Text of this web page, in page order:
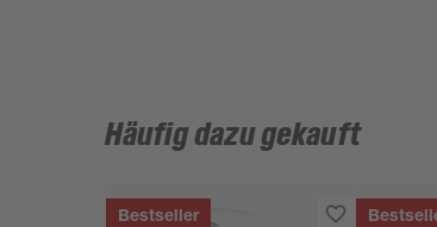
Häufig dazu gekauft
Bestseller